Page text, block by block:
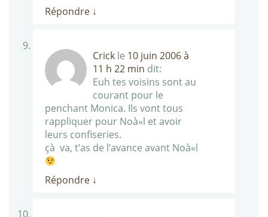
Répondre ↓
Crick le 10 juin 2006 à
11 h 22 min dit:
Euh tes voisins sont au
courant pour le
penchant Monica. Ils vont tous
rappliquer pour Noà«l et avoir
leurs confiseries.
çà va, t’as de l’avance avant Noà«l
Répondre ↓